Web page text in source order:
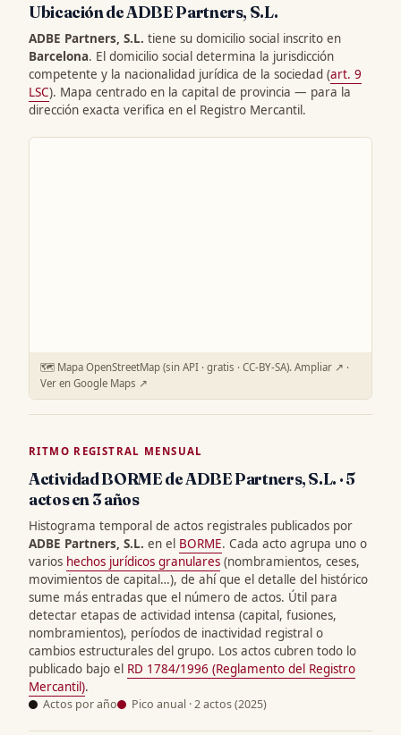
Ubicación de ADBE Partners, S.L.
ADBE Partners, S.L. tiene su domicilio social inscrito en
Barcelona. El domicilio social determina la jurisdicción
competente y la nacionalidad jurídica de la sociedad (art. 9
LSC). Mapa centrado en la capital de provincia — para la
dirección exacta verifica en el Registro Mercantil.
🗺️ Mapa OpenStreetMap (sin API · gratis · CC-BY-SA). Ampliar ↗ ·
Ver en Google Maps ↗
RITMO REGISTRAL MENSUAL
Actividad BORME de ADBE Partners, S.L. · 5
actos en 3 años
Histograma temporal de actos registrales publicados por
ADBE Partners, S.L. en el BORME. Cada acto agrupa uno o
varios hechos jurídicos granulares (nombramientos, ceses,
movimientos de capital…), de ahí que el detalle del histórico
sume más entradas que el número de actos. Útil para
detectar etapas de actividad intensa (capital, fusiones,
nombramientos), períodos de inactividad registral o
cambios estructurales del grupo. Los actos cubren todo lo
publicado bajo el RD 1784/1996 (Reglamento del Registro
Mercantil).
Actos por año Pico anual · 2 actos (2025)